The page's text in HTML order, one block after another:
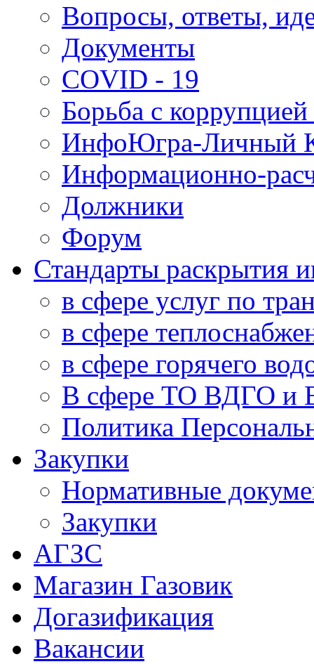
Вопросы, ответы,
Документы
COVID - 19
Борьба с
ИнфоЮгра-Личный
Информационно-
Должники
Форум
Стандарты раскрытия
в сфере услуг по
в сфере
в сфере горячего
В сфере ТО ВДГО и
Политика
Закупки
Нормативные
Закупки
АГЗС
Магазин Газовик
Догазификация
Вакансии